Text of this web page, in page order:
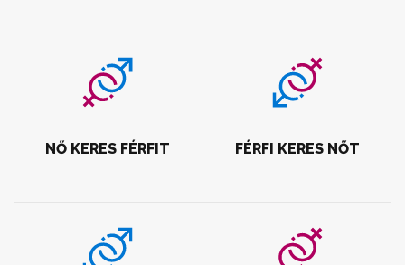
NŐ KERES FÉRFIT FÉRFI KERES NŐT